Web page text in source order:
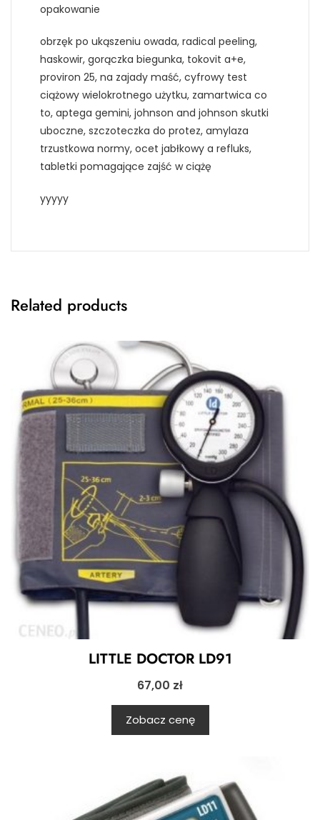
opakowanie
obrzęk po ukąszeniu owada, radical peeling,
haskowir, gorączka biegunka, tokovit a+e,
proviron 25, na zajady maść, cyfrowy test
ciążowy wielokrotnego użytku, zamartwica co
to, aptega gemini, johnson and johnson skutki
uboczne, szczoteczka do protez, amylaza
trzustkowa normy, ocet jabłkowy a refluks,
tabletki pomagające zajść w ciążę
yyyyy
Related products
LITTLE DOCTOR LD91
67,00 zł
Zobacz cenę